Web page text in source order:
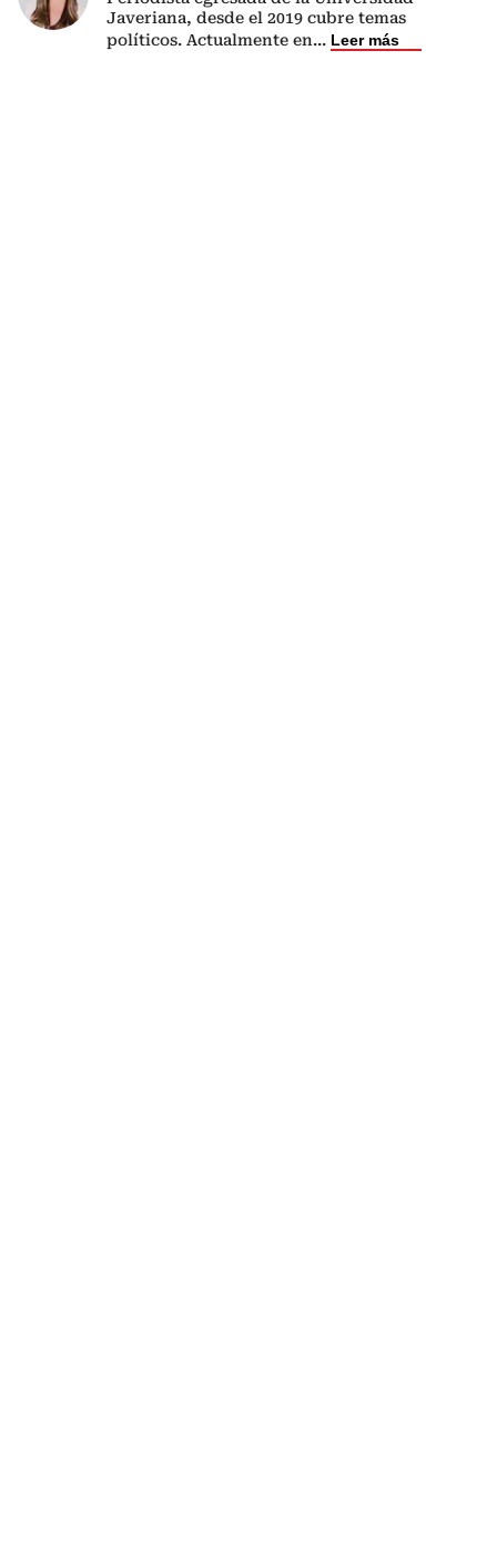
Javeriana, desde el 2019 cubre temas
políticos. Actualmente en... Leer más